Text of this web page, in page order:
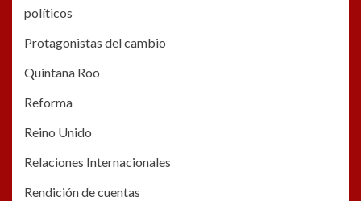
políticos
Protagonistas del cambio
Quintana Roo
Reforma
Reino Unido
Relaciones Internacionales
Rendición de cuentas